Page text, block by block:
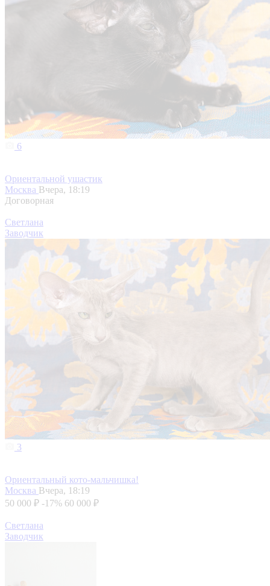
6
Ориентальной ушастик
Москва Вчера, 18:19
Договорная
Светлана
Заводчик
3
Ориентальный кото-мальчишка!
Москва Вчера, 18:19
50 000 ₽ -17% 60 000 ₽
Светлана
Заводчик